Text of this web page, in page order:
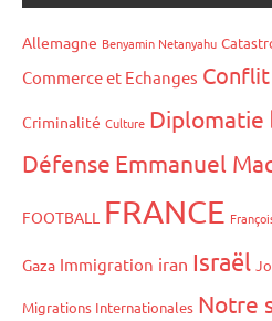
Allemagne Benyamin Netanyahu
Commerce et Echanges
Criminalité Culture Diplomatie
Défense Emmanuel
FOOTBALL FRANCE
Gaza Immigration iran Israël
Migrations Internationales Notre